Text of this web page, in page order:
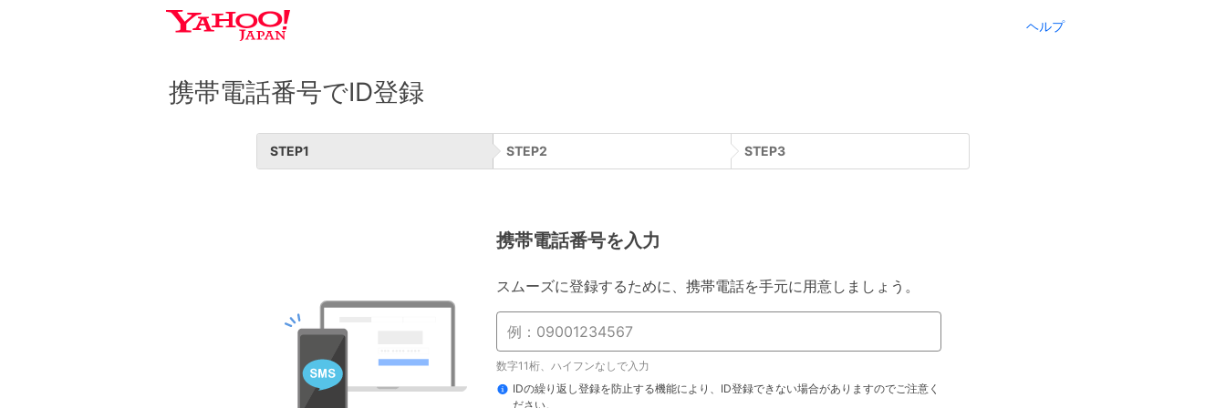
ヘルプ
携帯電話番号でID登録
STEP1 STEP2 STEP3
携帯電話番号を入力
スムーズに登録するために、携帯電話を手元に用意しましょう。
数字11桁、ハイフンなしで入力
IDの繰り返し登録を防止する機能により、ID登録できない場合がありますのでご注意く
ださい。